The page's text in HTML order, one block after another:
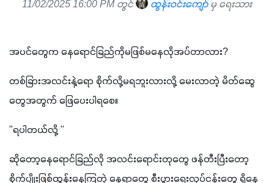
11/02/2025 16:00 PM တွင် ထွန်းဝင်းကျော်မှ ရေးသား
အပင်တွေက နေရောင်ခြည်ကိုမဖြစ်မနေလိုအပ်တာလား?
တစ်ခြားအလင်းနဲ့ရော စိုက်လို့မရဘူးလားလို့ မေးလာတဲ့ မိတ်ဆွေ
တွေအတွက် ဖြေပေးပါရစေ။
"ရပါတယ်လို့ "
ဆိုတော့နေရောင်ခြည်လို အလင်းရောင်းတုတွေ ဖန်တီးပြီးတော့
စိုက်ပျိုးဖြစ်ထွန်းနေကြတဲ့ နေရာတွေ စီးပွားရေးလုပ်ငန်းတွေ ရှိနေ